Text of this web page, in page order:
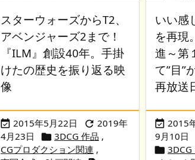
スターウォーズからT2、
アベンジャーズ2まで！
『ILM』創設40年。手掛
けたの歴史を振り返る映
像
 2015年5月22日  2019年
4月23日
 3DCG 作品 ,
CGプロダクション関連 ,
いい感
を再現
進～第
て”目”
再放送
 2015
9月10日
 3DCG